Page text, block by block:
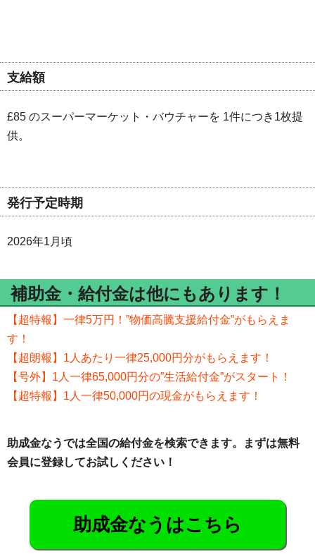
支給額
£85 のスーパーマーケット・バウチャーを 1件につき1枚提
供。
発行予定時期
2026年1月頃
補助金・給付金は他にもあります！
【超特報】一律5万円！”物価高騰支援給付金”がもらえま
す！
【超朗報】1人あたり一律25,000円分がもらえます！
【号外】1人一律65,000円分の”生活給付金”がスタート！
【超特報】1人一律50,000円の現金がもらえます！
助成金なうでは全国の給付金を検索できます。まずは無料
会員に登録してお試しください！
助成金なうはこちら